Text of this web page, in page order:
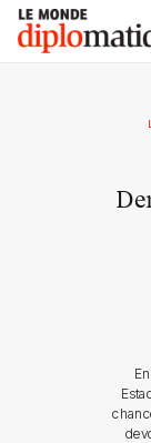
Skip
content
Le monde